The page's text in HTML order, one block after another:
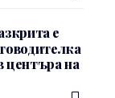
е
центъра на